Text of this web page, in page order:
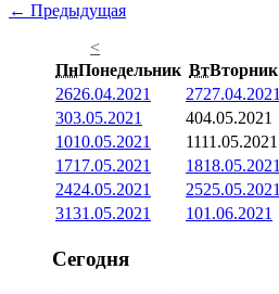
← Предыдущая
<
ПнПонедельник ВтВторник
2626.04.2021 2727.04.2021
303.05.2021 404.05.2021
1010.05.2021 1111.05.2021
1717.05.2021 1818.05.2021
2424.05.2021 2525.05.2021
3131.05.2021 101.06.2021
Сегодня